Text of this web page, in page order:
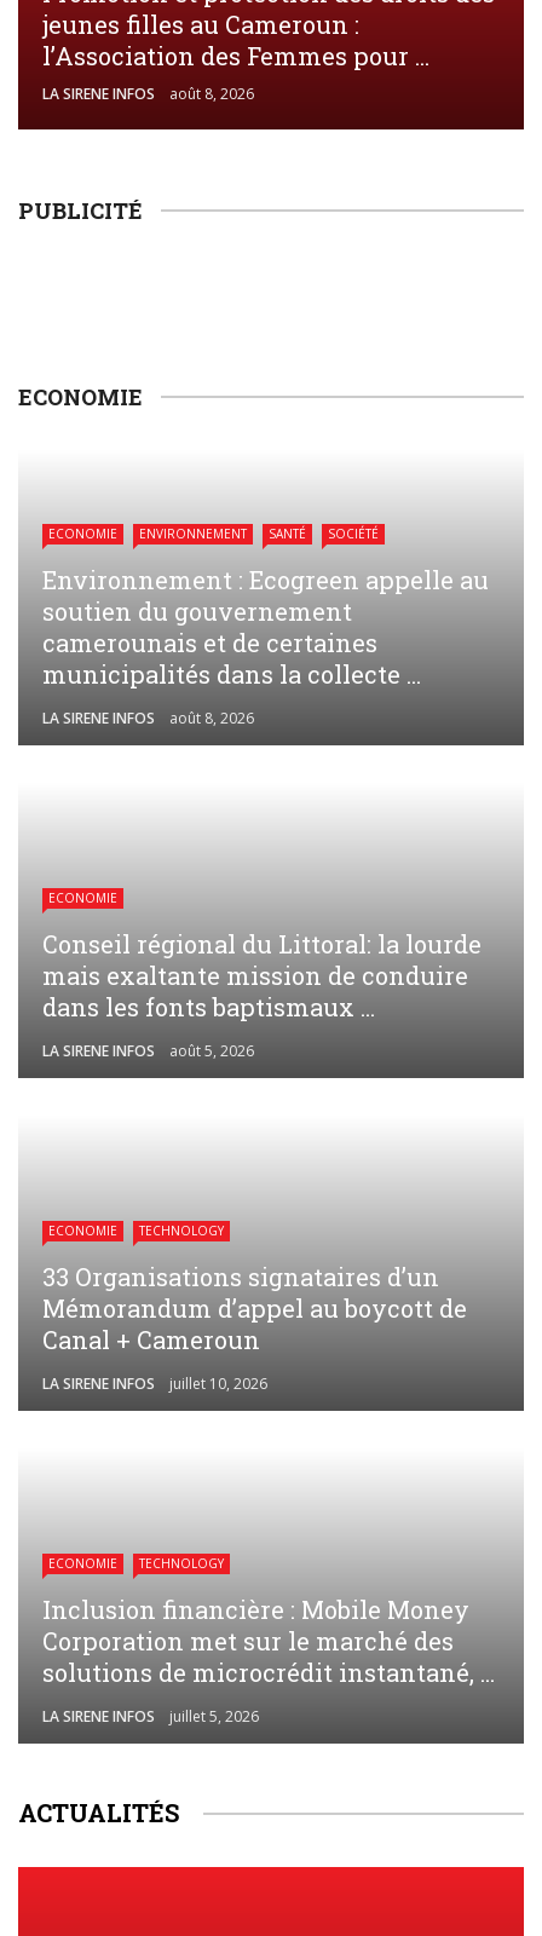
jeunes filles au Cameroun :
l’Association des Femmes pour ...
LA SIRENE INFOS août 8, 2026
PUBLICITÉ
ECONOMIE
ECONOMIE ENVIRONNEMENT SANTÉ SOCIÉTÉ
Environnement : Ecogreen appelle au
soutien du gouvernement
camerounais et de certaines
municipalités dans la collecte ...
LA SIRENE INFOS août 8, 2026
ECONOMIE
Conseil régional du Littoral: la lourde
mais exaltante mission de conduire
dans les fonts baptismaux ...
LA SIRENE INFOS août 5, 2026
ECONOMIE TECHNOLOGY
33 Organisations signataires d’un
Mémorandum d’appel au boycott de
Canal + Cameroun
LA SIRENE INFOS juillet 10, 2026
ECONOMIE TECHNOLOGY
Inclusion financière : Mobile Money
Corporation met sur le marché des
solutions de microcrédit instantané, ...
LA SIRENE INFOS juillet 5, 2026
ACTUALITÉS